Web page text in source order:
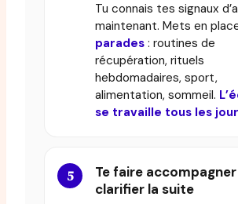
Tu connais tes signaux
maintenant. Mets en
parades : routines de
récupération, rituels
hebdomadaires, sport,
alimentation, sommeil.
se travaille tous les
Te faire
clarifier la suite